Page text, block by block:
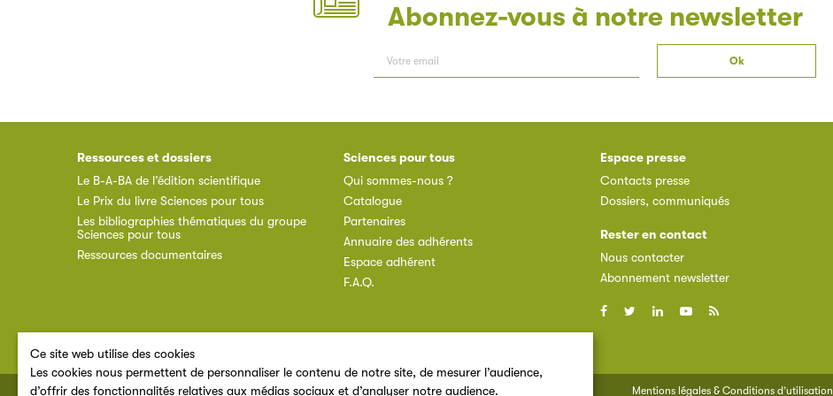
Ce site web utilise des cookies
Les cookies nous permettent de personnaliser le contenu de notre site, de mesurer l’audience,
d’offrir des fonctionnalités relatives aux médias sociaux et d’analyser notre audience.
Abonnez-vous à notre newsletter
Ressources et dossiers
Le B-A-BA de l’édition scientifique
Le Prix du livre Sciences pour tous
Les bibliographies thématiques du groupe
Sciences pour tous
Ressources documentaires
Sciences pour tous
Qui sommes-nous ?
Catalogue
Partenaires
Annuaire des adhérents
Espace adhérent
F.A.Q.
Espace presse
Contacts presse
Dossiers, communiqués
Rester en contact
Nous contacter
Abonnement newsletter
Mentions légales & Conditions d’utilisation
© 2026 SNE